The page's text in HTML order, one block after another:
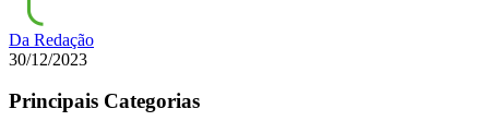
Da Redação
30/12/2023
Principais Categorias